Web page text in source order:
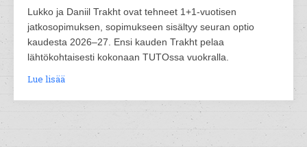
Lukko ja Daniil Trakht ovat tehneet 1+1-vuotisen
jatkosopimuksen, sopimukseen sisältyy seuran optio
kaudesta 2026–27. Ensi kauden Trakht pelaa
lähtökohtaisesti kokonaan TUTOssa vuokralla.
Lue lisää